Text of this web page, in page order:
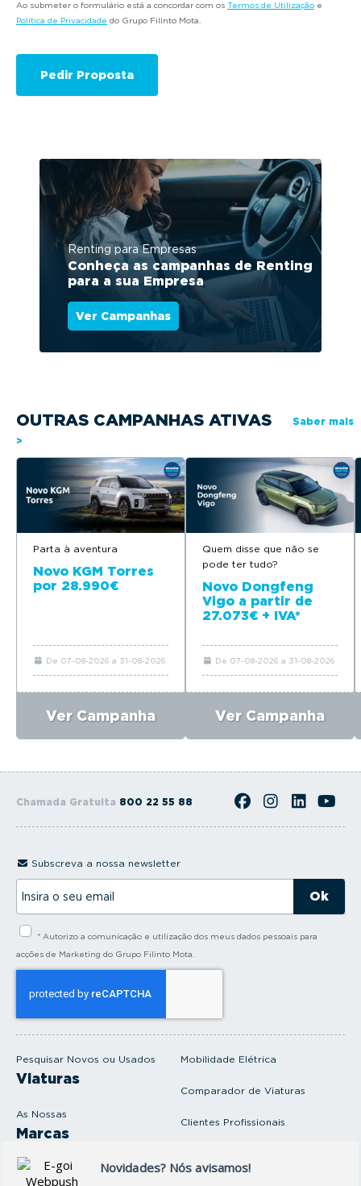
Ao submeter o formulário está a concordar com os Termos de Utilização e
Política de Privacidade do Grupo Filinto Mota.
Renting para Empresas
Conheça as campanhas de Renting
para a sua Empresa
Ver Campanhas
OUTRAS CAMPANHAS ATIVAS
Saber mais
>
Parta à aventura
Novo KGM Torres
por 28.990€
De 07-08-2026 a 31-08-2026
Ver Campanha
Quem disse que não se
pode ter tudo?
Novo Dongfeng
Vigo a partir de
27.073€ + IVA*
De 07-08-2026 a 31-08-2026
Ver Campanha
Chamada Gratuita 800 22 55 88
Pesquisar Novos ou Usados
Viaturas
As Nossas
Marcas
Produtos e serviços
Mobilidade Elétrica
Comparador de Viaturas
Clientes Profissionais
Subscreva a nossa newsletter
s
* Autorizo a comunicação e utilização dos meus dados pessoais para
acções de Marketing do Grupo Filinto Mota.